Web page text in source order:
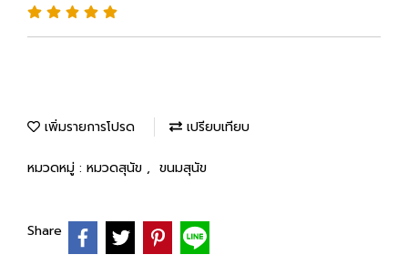
เพิ่มรายการโปรด เปรียบเทียบ
หมวดหมู่ : หมวดสุนัข , ขนมสุนัข
Share